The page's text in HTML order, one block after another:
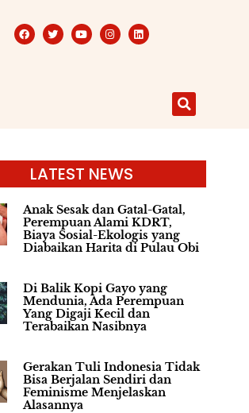
LATEST NEWS
Anak Sesak dan Gatal-Gatal,
Perempuan Alami KDRT,
Biaya Sosial-Ekologis yang
Diabaikan Harita di Pulau Obi
Di Balik Kopi Gayo yang
Mendunia, Ada Perempuan
Yang Digaji Kecil dan
Terabaikan Nasibnya
Gerakan Tuli Indonesia Tidak
Bisa Berjalan Sendiri dan
Feminisme Menjelaskan
Alasannya